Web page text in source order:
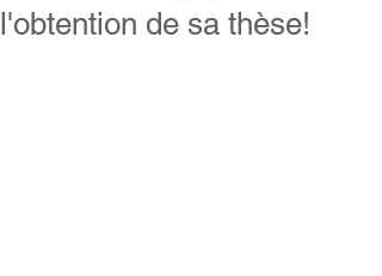
l'obtention de sa thèse!